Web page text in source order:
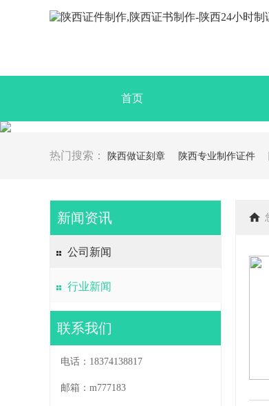
首页
热门搜索： 陕西做证刻章 陕西专业制作证件
新闻资讯
公司新闻
行业新闻
联系我们
电话：18374138817
邮箱：m777183